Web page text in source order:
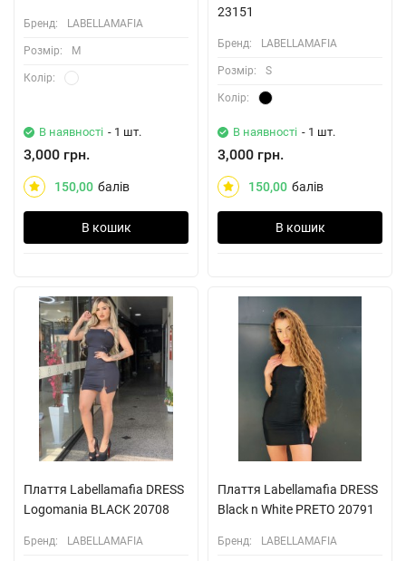
Бренд: LABELLAMAFIA
Розмiр: M
Колiр:
В наявності - 1 шт.
3,000 грн.
150,00 балів
В кошик
23151
Бренд: LABELLAMAFIA
Розмiр: S
Колiр:
В наявності - 1 шт.
3,000 грн.
150,00 балів
В кошик
Плаття Labellamafia DRESS
Logomania BLACK 20708
Бренд: LABELLAMAFIA
Плаття Labellamafia DRESS
Black n White PRETO 20791
Бренд: LABELLAMAFIA